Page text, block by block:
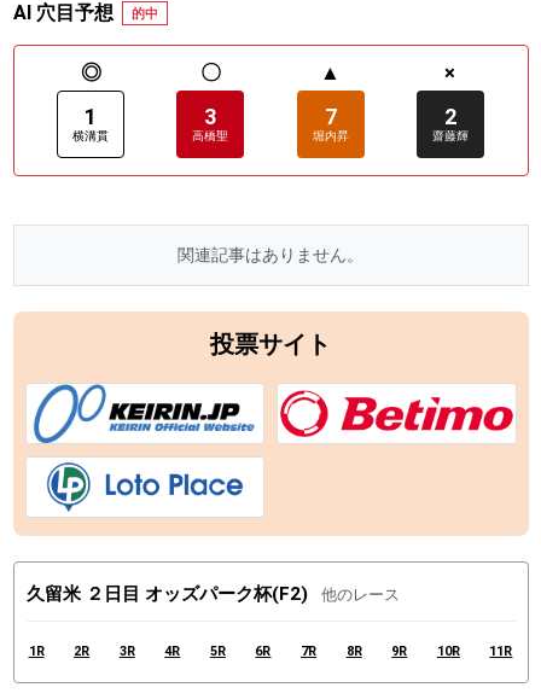
AI 穴目予想 的中
◎
1
横溝貫
〇
3
高橋聖
▲
7
堀内昇
×
2
齋藤輝
関連記事はありません。
投票サイト
久留米 ２日目 オッズパーク杯(F2) 他のレース
1R 2R 3R 4R 5R 6R 7R 8R 9R 10R 11R